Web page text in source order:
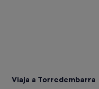
Viaja a Torredembarra